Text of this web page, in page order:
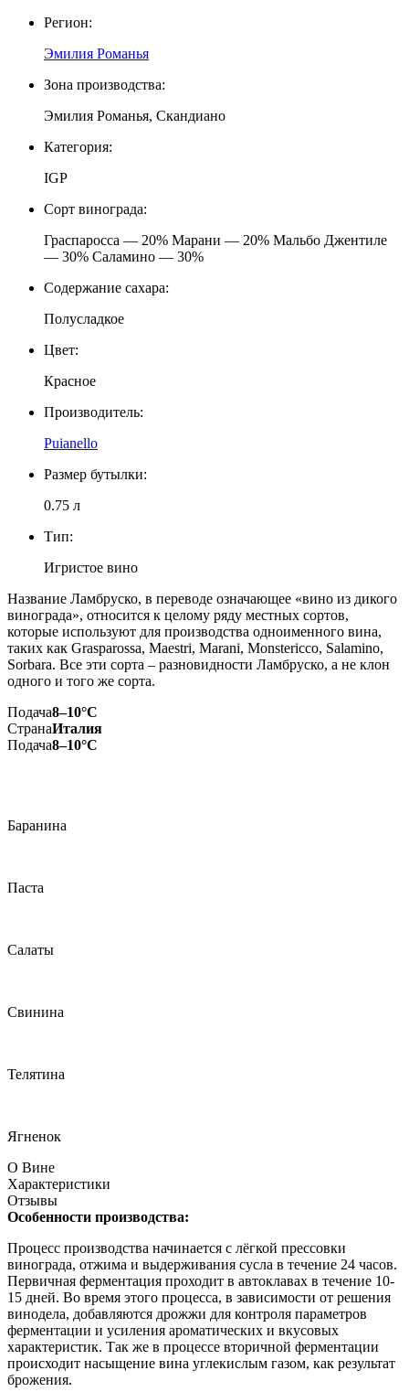
Регион:
Эмилия Романья
Зона производства:
Эмилия Романья, Скандиано
Категория:
IGP
Сорт винограда:
Граспаросса — 20% Марани — 20% Мальбо Джентиле
— 30% Саламино — 30%
Содержание сахара:
Полусладкое
Цвет:
Красное
Производитель:
Puianello
Размер бутылки:
0.75 л
Тип:
Игристое вино
Название Ламбруско, в переводе означающее «вино из дикого
винограда», относится к целому ряду местных сортов,
которые используют для производства одноименного вина,
таких как Grasparossa, Maestri, Marani, Monstericco, Salamino,
Sorbara. Все эти сорта – разновидности Ламбруско, а не клон
одного и того же сорта.
Подача8–10°С
СтранаИталия
Подача8–10°С
Баранина
Паста
Салаты
Свинина
Телятина
Ягненок
О Вине
Характеристики
Отзывы
Особенности производства:
Процесс производства начинается с лёгкой прессовки
винограда, отжима и выдерживания сусла в течение 24 часов.
Первичная ферментация проходит в автоклавах в течение 10-
15 дней. Во время этого процесса, в зависимости от решения
винодела, добавляются дрожжи для контроля параметров
ферментации и усиления ароматических и вкусовых
характеристик. Так же в процессе вторичной ферментации
происходит насыщение вина углекислым газом, как результат
брожения.